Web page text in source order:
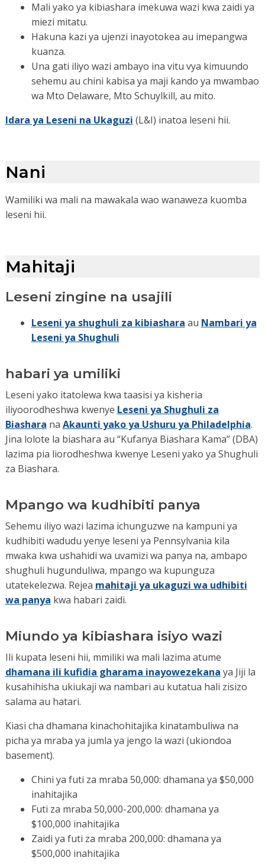
Mali yako ya kibiashara imekuwa wazi kwa zaidi ya
miezi mitatu.
Hakuna kazi ya ujenzi inayotokea au imepangwa
kuanza.
Una gati iliyo wazi ambayo ina vitu vya kimuundo
sehemu au chini kabisa ya maji kando ya mwambao
wa Mto Delaware, Mto Schuylkill, au mito.
Idara ya Leseni na Ukaguzi (L&I) inatoa leseni hii.
Nani
Wamiliki wa mali na mawakala wao wanaweza kuomba
leseni hii.
Mahitaji
Leseni zingine na usajili
Leseni ya shughuli za kibiashara au Nambari ya
Leseni ya Shughuli
habari ya umiliki
Leseni yako itatolewa kwa taasisi ya kisheria
iliyoorodheshwa kwenye Leseni ya Shughuli za
Biashara na Akaunti yako ya Ushuru ya Philadelphia.
Jina lolote la biashara au “Kufanya Biashara Kama” (DBA)
lazima pia liorodheshwa kwenye Leseni yako ya Shughuli
za Biashara.
Mpango wa kudhibiti panya
Sehemu iliyo wazi lazima ichunguzwe na kampuni ya
kudhibiti wadudu yenye leseni ya Pennsylvania kila
mwaka kwa ushahidi wa uvamizi wa panya na, ambapo
shughuli hugunduliwa, mpango wa kupunguza
utatekelezwa. Rejea mahitaji ya ukaguzi wa udhibiti
wa panya kwa habari zaidi.
Miundo ya kibiashara isiyo wazi
Ili kupata leseni hii, mmiliki wa mali lazima atume
dhamana ili kufidia gharama inayowezekana ya Jiji la
kusahihisha ukiukaji wa nambari au kutatua hali zisizo
salama au hatari.
Kiasi cha dhamana kinachohitajika kinatambuliwa na
picha ya mraba ya jumla ya jengo la wazi (ukiondoa
basement).
Chini ya futi za mraba 50,000: dhamana ya $50,000
inahitajika
Futi za mraba 50,000-200,000: dhamana ya
$100,000 inahitajika
Zaidi ya futi za mraba 200,000: dhamana ya
$500,000 inahitajika